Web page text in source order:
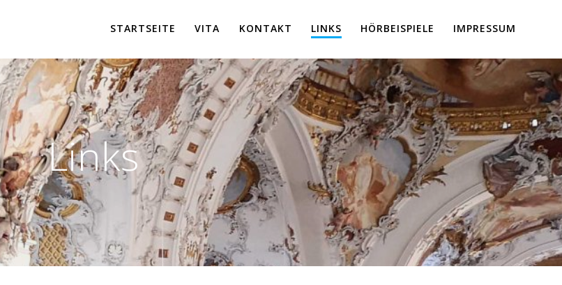
STARTSEITE VITA KONTAKT LINKS HÖRBEISPIELE IMPRESSUM
Links